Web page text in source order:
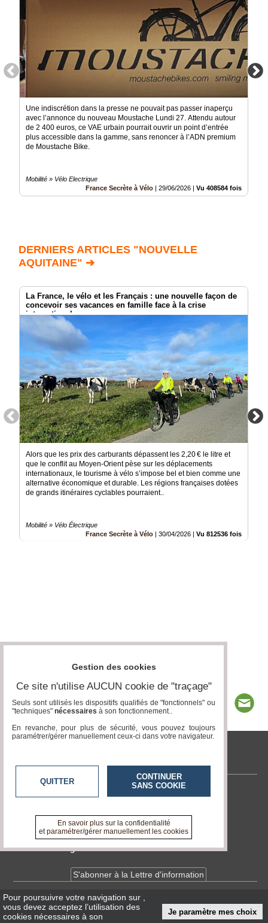
Une indiscrétion dans la presse ne pouvait pas passer inaperçu
avec l’annonce du nouveau Moustache Lundi 27. Attendu autour
de 2 400 euros, ce VAE urbain pourrait ouvrir un point d’entrée
plus accessible dans la gamme, sans renoncer à l’ADN premium
de Moustache Bike.
Mobilité » Vélo Electrique
France Secrète à Vélo
29/06/2026 Vu 408584 fois
DERNIERS ARTICLES "NOUVELLE
AQUITAINE" ➔
La France, le vélo et les Français : une nouvelle façon de
concevoir ses vacances en famille face à la crise
internationale.
Alors que les prix des carburants dépassent les 2,20 € le litre et
que le conflit au Moyen-Orient pèse sur les déplacements
internationaux, le tourisme à vélo s’impose bel et bien comme une
alternative économique et durable. Les régions françaises dotées
de grands itinéraires cyclables pourraient..
Mobilité » Vélo Électrique
France Secrète à Vélo | 30/04/2026 | Vu 812536 fois
tvlocale.fr
Contactez-nous
A propos de tvlocale.fr
Devenir délégué
S'abonner à la Lettre d'information
InfosCNIL/RGPD
Conditions Générales d'Utilisation
Pour poursuivre votre navigation sur
vous devez acceptez l’utilisation des
cookies nécessaires à son
Je paramètre mes choix
Gestion des cookies
Ce site n'utilise AUCUN cookie de "traçage"
Seuls sont utilisés les dispositifs qualifiés de "fonctionnels" ou
"techniques" nécessaires à son fonctionnement..
En revanche, pour plus de sécurité, vous pouvez toujours
paramétrer/gérer manuellement ceux-ci dans votre navigateur.
QUITTER
CONTINUER
SANS COOKIE
En savoir plus sur la confidentialité
et paramétrer/gérer manuellement les cookies